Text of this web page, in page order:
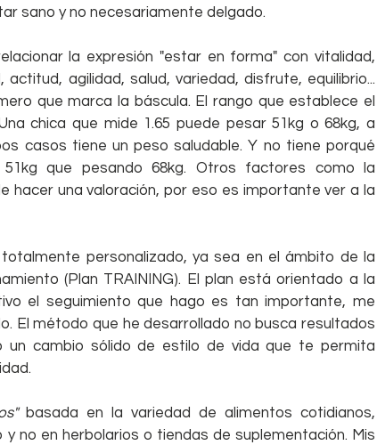
sano y no necesariamente delgado.
la expresión "estar en forma" con vitalidad,
agilidad, salud, variedad, disfrute, equilibrio...
que marca la báscula. El rango que establece el
chica que mide 1.65 puede pesar 51kg o 68kg, a
casos tiene un peso saludable. Y no tiene porqué
que pesando 68kg. Otros factores como la
hacer una valoración, por eso es importante ver a la
personalizado, ya sea en el ámbito de la
(Plan TRAINING). El plan está orientado a la
el seguimiento que hago es tan importante, me
El método que he desarrollado no busca resultados
un cambio sólido de estilo de vida que te permita
basada en la variedad de alimentos cotidianos,
no en herbolarios o tiendas de suplementación. Mis